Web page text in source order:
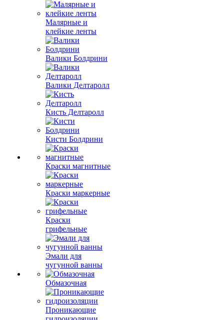
Малярные и
клейкие ленты
Валики Болдрини
Валики Делтаролл
Кисть Делтаролл
Кисти Болдрини
Краски магнитные
Краски маркерные
Краски
грифельные
Эмали для
чугунной ванны
Обмазочная
Проникающие